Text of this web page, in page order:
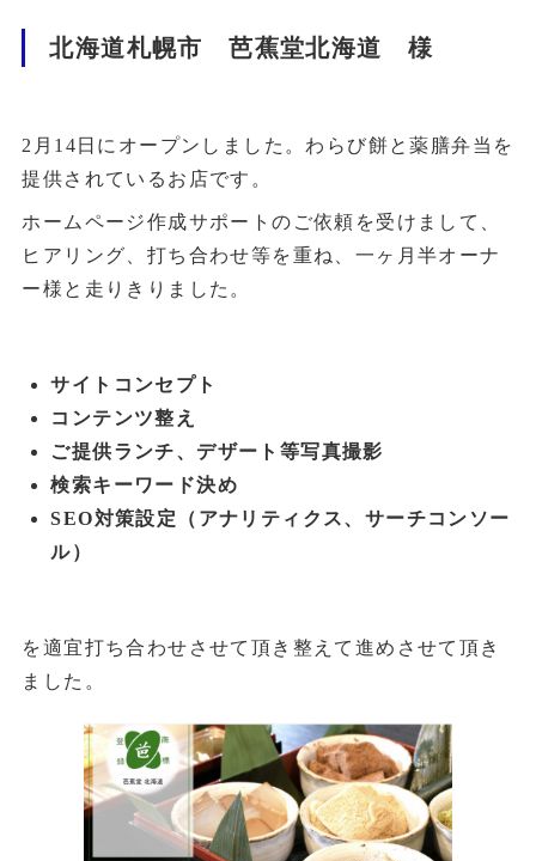
北海道札幌市 芭蕉堂北海道 様
2月14日にオープンしました。わらび餅と薬膳弁当を
提供されているお店です。
ホームページ作成サポートのご依頼を受けまして、
ヒアリング、打ち合わせ等を重ね、一ヶ月半オーナ
ー様と走りきりました。
サイトコンセプト
コンテンツ整え
ご提供ランチ、デザート等写真撮影
検索キーワード決め
SEO対策設定（アナリティクス、サーチコンソー
ル）
を適宜打ち合わせさせて頂き整えて進めさせて頂き
ました。